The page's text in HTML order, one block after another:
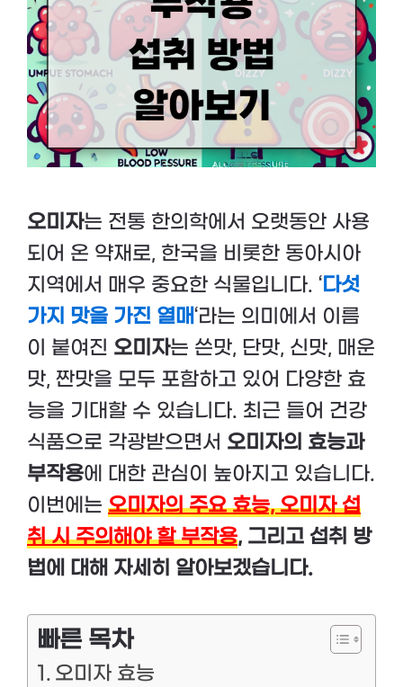
오미자는 전통 한의학에서 오랫동안 사용
되어 온 약재로, 한국을 비롯한 동아시아
지역에서 매우 중요한 식물입니다. ‘다섯
가지 맛을 가진 열매‘라는 의미에서 이름
이 붙여진 오미자는 쓴맛, 단맛, 신맛, 매운
맛, 짠맛을 모두 포함하고 있어 다양한 효
능을 기대할 수 있습니다. 최근 들어 건강
식품으로 각광받으면서 오미자의 효능과
부작용에 대한 관심이 높아지고 있습니다.
이번에는 오미자의 주요 효능,오미자 섭
취 시 주의해야 할 부작용, 그리고 섭취 방
법에 대해 자세히 알아보겠습니다.
빠른 목차
오미자 효능